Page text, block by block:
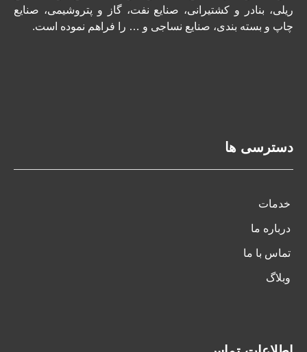
ریلی، بنادر و کشتیرانی، صنایع نفت، گاز و پتروشیمی، صنایع
چاپ و بسته بندی، صنایع نساجی و … را فراهم نموده است.
دسترسی ها
خدمات
درباره ما
تماس با ما
وبلاگ